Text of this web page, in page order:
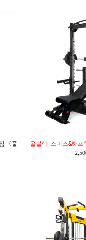
(풀
올블랙 스미스&하프